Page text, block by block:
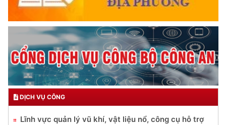
DỊCH VỤ CÔNG
Lĩnh vực quản lý vũ khí, vật liệu nổ, công cụ hỗ trợ